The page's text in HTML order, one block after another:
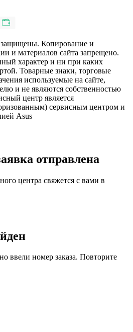
защищены. Копирование и
и материалов сайта запрещено.
характер и ни при каких
Товарные знаки, торговые
используемые на сайте,
и не являются собственностью
центр является
сервисным центром и
Asus
отправлена
центра свяжется с вами в
ввели номер заказа. Повторите